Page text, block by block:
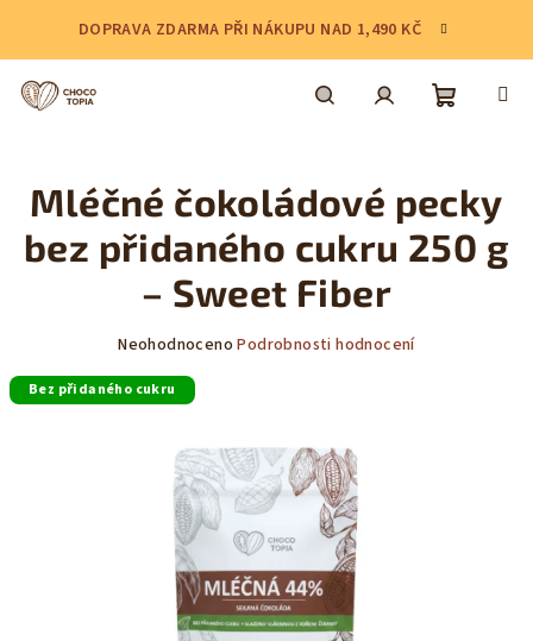
obsah
DOPRAVA ZDARMA PŘI NÁKUPU NAD 1,490 KČ
košík
Mléčné čokoládové pecky
bez přidaného cukru 250 g
– Sweet Fiber
Průměrné
produktu
hvězdiček.
Neohodnoceno Podrobnosti hodnocení
Bez přidaného cukru